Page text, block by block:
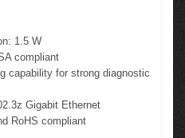
1.5 W
compliant
capability for strong diagnostic
Gigabit Ethernet
RoHS compliant